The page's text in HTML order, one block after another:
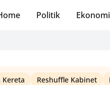
Politik Ekonomi
Kereta Reshuffle Kabinet